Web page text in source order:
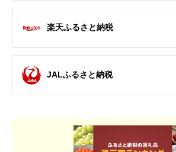
楽天ふるさと納税
JALふるさと納税